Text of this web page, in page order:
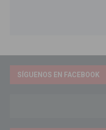
SÍGUENOS EN FACEBOOK